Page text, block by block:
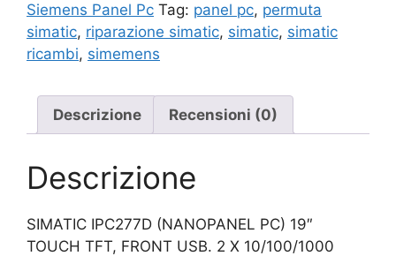
Siemens Panel Pc Tag: panel pc, permuta
simatic, riparazione simatic, simatic, simatic
ricambi, simemens
Descrizione Recensioni (0)
Descrizione
SIMATIC IPC277D (NANOPANEL PC) 19″
TOUCH TFT, FRONT USB. 2 X 10/100/1000